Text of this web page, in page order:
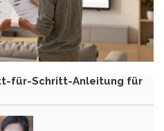
für-Schritt-Anleitung für